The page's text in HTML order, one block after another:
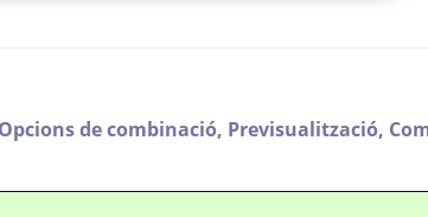
Opcions de combinació, Previsualització,